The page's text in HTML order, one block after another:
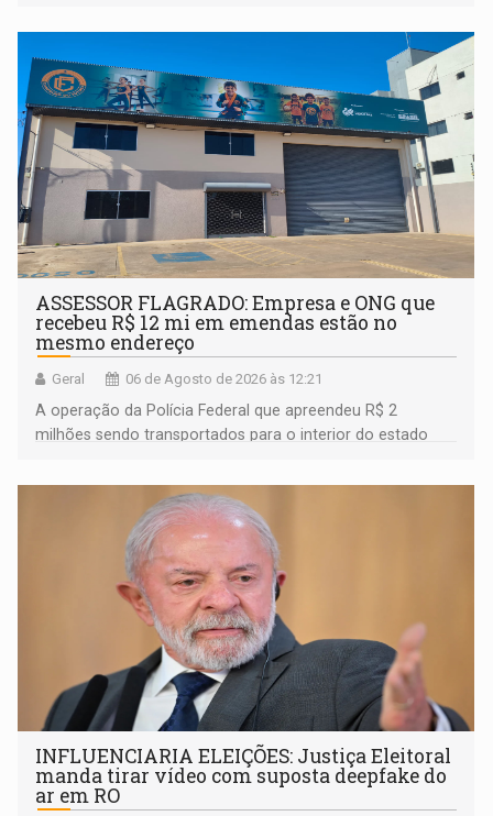
ASSESSOR FLAGRADO: Empresa e ONG que
recebeu R$ 12 mi em emendas estão no
mesmo endereço
Geral 06 de Agosto de 2026 às 12:21
A operação da Polícia Federal que apreendeu R$ 2
milhões sendo transportados para o interior do estado
ligação do suspeito com um deputado federal do União
Brasil por Rondônia
INFLUENCIARIA ELEIÇÕES: Justiça Eleitoral
manda tirar vídeo com suposta deepfake do
ar em RO